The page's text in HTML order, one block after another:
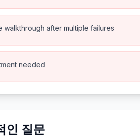
walkthrough after multiple failures
needed
인 질문